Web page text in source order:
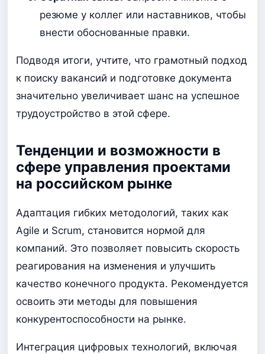
резюме у коллег или наставников, чтобы
внести обоснованные правки.
Подводя итоги, учтите, что грамотный подход
к поиску вакансий и подготовке документа
значительно увеличивает шанс на успешное
трудоустройство в этой сфере.
Тенденции и возможности в
сфере управления проектами
на российском рынке
Адаптация гибких методологий, таких как
Agile и Scrum, становится нормой для
компаний. Это позволяет повысить скорость
реагирования на изменения и улучшить
качество конечного продукта. Рекомендуется
освоить эти методы для повышения
конкурентоспособности на рынке.
Интеграция цифровых технологий, включая